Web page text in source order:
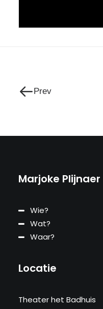
Prev
Marjoke Plijnaer
Wie?
Wat?
Waar?
Locatie
Theater het Badhuis